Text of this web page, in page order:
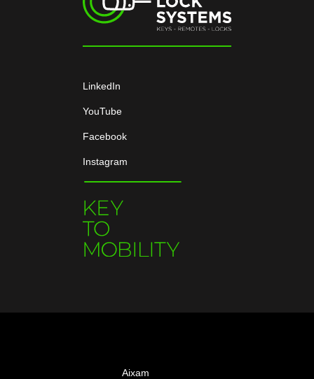
LinkedIn
YouTube
Facebook
Instagram
Aixam